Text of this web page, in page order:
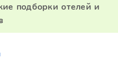
подборки отелей и